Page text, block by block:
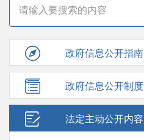
政府信息公开指南
政府信息公开制度
法定主动公开内容